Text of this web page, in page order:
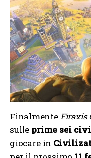
FinalmenteFiraxis
sulle prime sei
giocare in